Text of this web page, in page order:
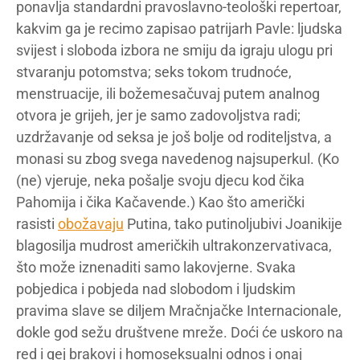
ponavlja standardni pravoslavno-teološki repertoar,
kakvim ga je recimo zapisao patrijarh Pavle: ljudska
svijest i sloboda izbora ne smiju da igraju ulogu pri
stvaranju potomstva; seks tokom trudnoće,
menstruacije, ili božemesačuvaj putem analnog
otvora je grijeh, jer je samo zadovoljstva radi;
uzdržavanje od seksa je još bolje od roditeljstva, a
monasi su zbog svega navedenog najsuperkul. (Ko
(ne) vjeruje, neka pošalje svoju djecu kod čika
Pahomija i čika Kačavende.) Kao što američki
rasisti obožavaju Putina, tako putinoljubivi Joanikije
blagosilja mudrost američkih ultrakonzervativaca,
što može iznenaditi samo lakovjerne. Svaka
pobjedica i pobjeda nad slobodom i ljudskim
pravima slave se diljem Mračnjačke Internacionale,
dokle god sežu društvene mreže. Doći će uskoro na
red i gej brakovi i homoseksualni odnos i onaj